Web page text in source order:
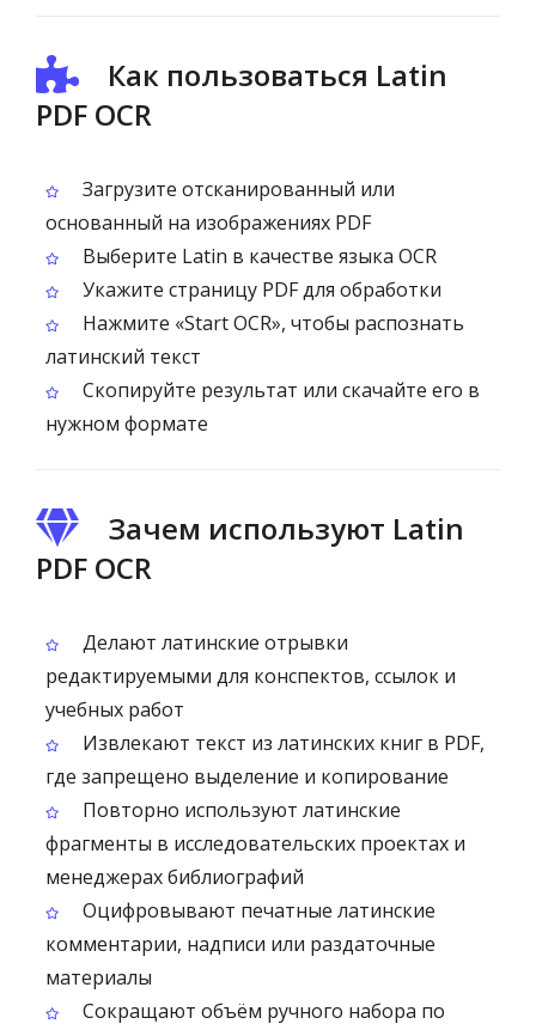
Как пользоваться Latin
PDF OCR
Загрузите отсканированный или
основанный на изображениях PDF
Выберите Latin в качестве языка OCR
Укажите страницу PDF для обработки
Нажмите «Start OCR», чтобы распознать
латинский текст
Скопируйте результат или скачайте его в
нужном формате
Зачем используют Latin
PDF OCR
Делают латинские отрывки
редактируемыми для конспектов, ссылок и
учебных работ
Извлекают текст из латинских книг в PDF,
где запрещено выделение и копирование
Повторно используют латинские
фрагменты в исследовательских проектах и
менеджерах библиографий
Оцифровывают печатные латинские
комментарии, надписи или раздаточные
материалы
Сокращают объём ручного набора по